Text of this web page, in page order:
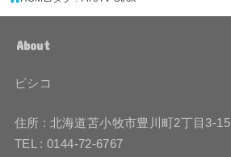
About
ピシコ
住所 : 北海道苫小牧市豊川町2丁目3-15
TEL : 0144-72-6767